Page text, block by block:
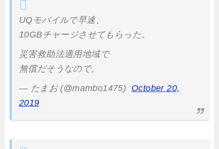
UQモバイルで早速、
10GBチャージさせてもらった。
災害救助法適用地域で
無償だそうなので。
— たまお (@mambo1475)
October 20,
2019